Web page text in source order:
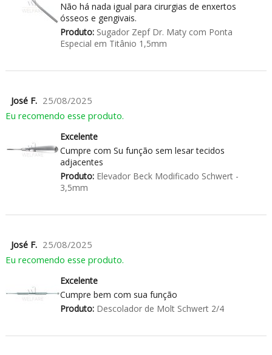
Não há nada igual para cirurgias de enxertos
ósseos e gengivais.
Produto:Sugador Zepf Dr. Maty com Ponta
Especial em Titânio 1,5mm
José F. 25/08/2025
Eu recomendo esse produto.
Excelente
Cumpre com Su função sem lesar tecidos
adjacentes
Produto:Elevador Beck Modificado Schwert -
3,5mm
José F. 25/08/2025
Eu recomendo esse produto.
Excelente
Cumpre bem com sua função
Produto:Descolador de Molt Schwert 2/4